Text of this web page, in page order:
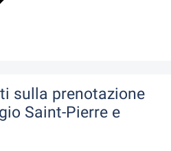
sulla prenotazione
Saint-Pierre e